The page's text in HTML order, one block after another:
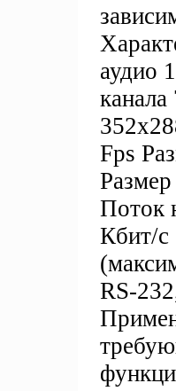
аудио
Fps
Поток
Кбит/c
RS-